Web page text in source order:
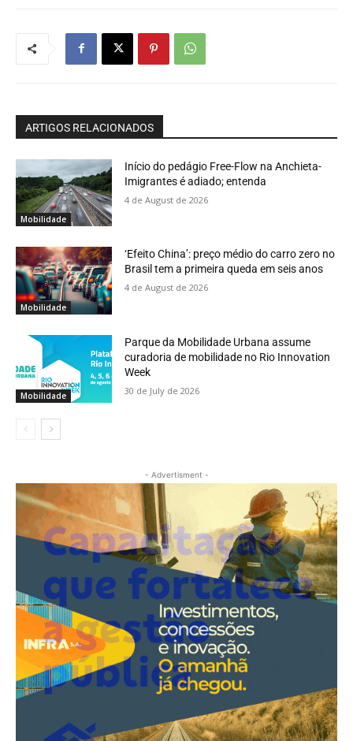
ARTIGOS RELACIONADOS
Mobilidade
Início do pedágio Free-Flow na Anchieta-
Imigrantes é adiado; entenda
4 de August de 2026
Mobilidade
‘Efeito China’: preço médio do carro zero no
Brasil tem a primeira queda em seis anos
4 de August de 2026
Mobilidade
Parque da Mobilidade Urbana assume
curadoria de mobilidade no Rio Innovation
Week
30 de July de 2026
- Advertisment -